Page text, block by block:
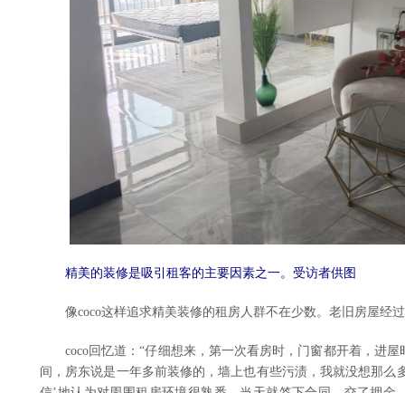
精美的装修是吸引租客的主要因素之一。受访者供图
像coco这样追求精美装修的租房人群不在少数。老旧房屋经过
coco回忆道：“仔细想来，第一次看房时，门窗都开着，进屋
间，房东说是一年多前装修的，墙上也有些污渍，我就没想那么